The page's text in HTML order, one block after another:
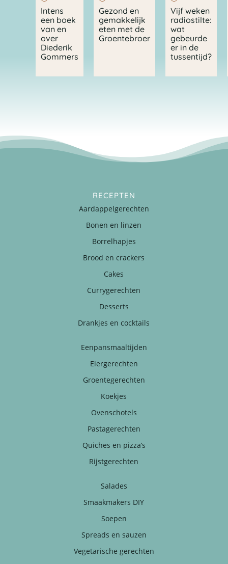
Intens
een boek
van en
over
Diederik
Gommers
Gezond en
gemakkelijk
eten met de
Groentebroer
Vijf weken
radiostilte:
wat
gebeurde
er in de
tussentijd?
RECEPTEN
Aardappelgerechten
Bonen en linzen
Borrelhapjes
Brood en crackers
Cakes
Currygerechten
Desserts
Drankjes en cocktails
Eenpansmaaltijden
Eiergerechten
Groentegerechten
Koekjes
Ovenschotels
Pastagerechten
Quiches en pizza’s
Rijstgerechten
Salades
Smaakmakers DIY
Soepen
Spreads en sauzen
Vegetarische gerechten